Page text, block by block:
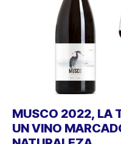
MUSCO 2022, LA
UN VINO